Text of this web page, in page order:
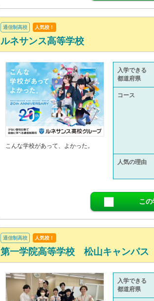
通信制高校 人気校！
ルネサンス高等学校
こんな学校があって、よかった。
入学できる
都道府県
コース
人気の理由
こ
通信制高校 人気校！
第一学院高等学校 松山キャンパス
入学できる
都道府県